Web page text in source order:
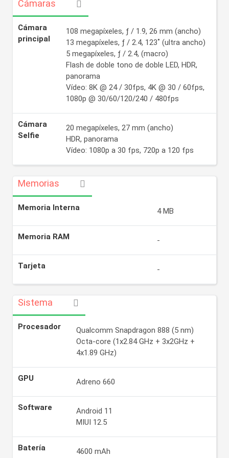
Cámaras
Cámara
principal
108 megapíxeles, ƒ / 1.9, 26 mm (ancho)
13 megapíxeles, ƒ / 2.4, 123˚ (ultra ancho)
5 megapíxeles, ƒ / 2.4, (macro)
Flash de doble tono de doble LED, HDR,
panorama
Vídeo: 8K @ 24 / 30fps, 4K @ 30 / 60fps,
1080p @ 30/60/120/240 / 480fps
Cámara
Selfie
20 megapíxeles, 27 mm (ancho)
HDR, panorama
Vídeo: 1080p a 30 fps, 720p a 120 fps
Memorias
Memoria Interna 4 MB
Memoria RAM -
Tarjeta -
Sistema
Procesador
Qualcomm Snapdragon 888 (5 nm)
Octa-core (1x2.84 GHz + 3x2GHz +
4x1.89 GHz)
GPU Adreno 660
Software
Android 11
MIUI 12.5
Batería 4600 mAh